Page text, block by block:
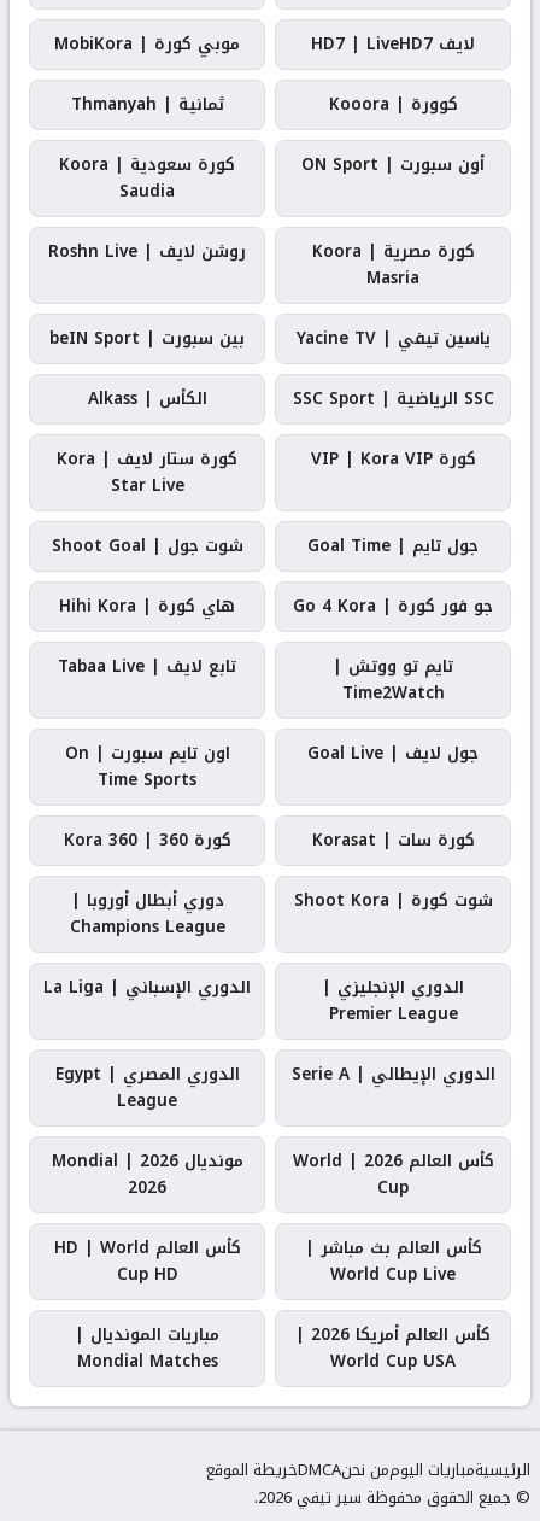
لايف HD7 | LiveHD7
موبي كورة | MobiKora
كوورة | Kooora
ثمانية | Thmanyah
أون سبورت | ON Sport
كورة سعودية | Koora
Saudia
كورة مصرية | Koora
Masria
روشن لايف | Roshn Live
ياسين تيفي | Yacine TV
بين سبورت | beIN Sport
SSC الرياضية | SSC Sport
الكأس | Alkass
كورة VIP | Kora VIP
كورة ستار لايف | Kora
Star Live
جول تايم | Goal Time
شوت جول | Shoot Goal
جو فور كورة | Go 4 Kora
هاي كورة | Hihi Kora
تايم تو ووتش |
Time2Watch
تابع لايف | Tabaa Live
جول لايف | Goal Live
اون تايم سبورت | On
Time Sports
كورة سات | Korasat
كورة 360 | Kora 360
شوت كورة | Shoot Kora
دوري أبطال أوروبا |
Champions League
الدوري الإنجليزي |
Premier League
الدوري الإسباني | La Liga
الدوري الإيطالي | Serie A
الدوري المصري | Egypt
League
كأس العالم 2026 | World
Cup
مونديال 2026 | Mondial
2026
كأس العالم بث مباشر |
World Cup Live
كأس العالم HD | World
Cup HD
كأس العالم أمريكا 2026 |
World Cup USA
مباريات المونديال |
Mondial Matches
الرئيسيةمباريات اليوممن نحنDMCAخريطة الموقع
© جميع الحقوق محفوظة سير تيفي 2026.